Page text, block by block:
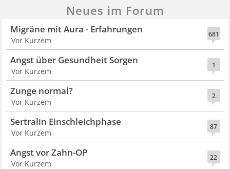
Neues im Forum
681
Migräne mit Aura - Erfahrungen
Vor Kurzem
1
Angst über Gesundheit Sorgen
Vor Kurzem
2
Zunge normal?
Vor Kurzem
87
Sertralin Einschleichphase
Vor Kurzem
22
Angst vor Zahn-OP
Vor Kurzem